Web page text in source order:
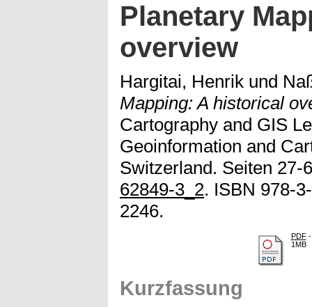
Planetary
overview
Hargitai, Henrik und
Mapping: A historical
Cartography and GIS
Geoinformation and
Switzerland. Seiten 27-
62849-3_2. ISBN 978-
2246.
PDF-
1MB
Kurzfassung